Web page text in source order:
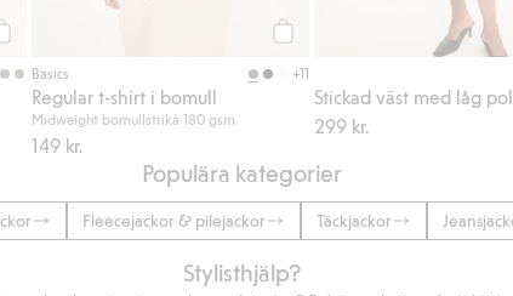
Basics +11
Regular t-shirt i bomull
Midweight bomullstrikå 180 gsm
149 kr.
Stickad väst med låg
299 kr.
Populära kategorier
Fleecejackor & pilejackor Täckjackor
Stylisthjälp?